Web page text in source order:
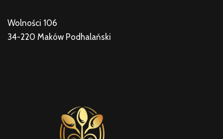
Wolności 106
34-220 Maków Podhalański